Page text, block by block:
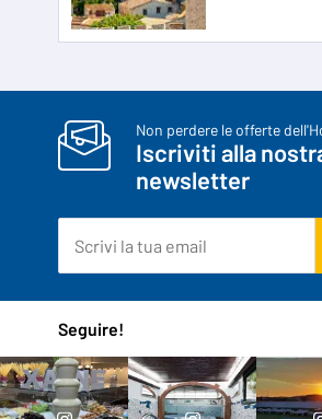
Non perdere le offerte
Iscriviti alla
newsletter
Seguire!